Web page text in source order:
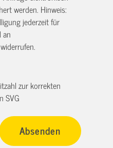
werden. Hinweis:
jederzeit für
an
widerrufen.
zur korrekten
SVG